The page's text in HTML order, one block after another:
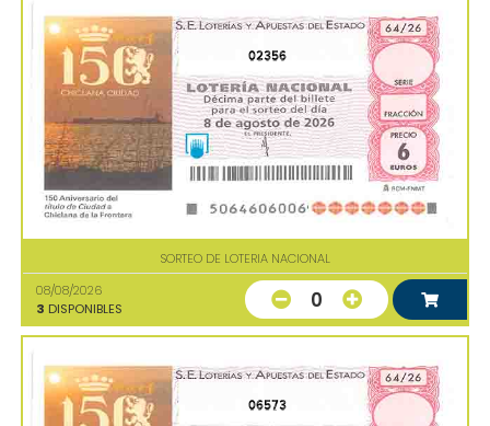
02356
SORTEO DE LOTERIA NACIONAL
08/08/2026
3 DISPONIBLES 0
06573